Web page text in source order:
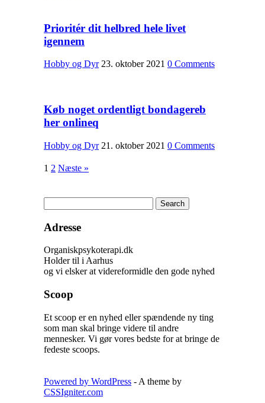
Prioritér dit helbred hele livet
igennem
Hobby og Dyr 23. oktober 2021 0 Comments
Køb noget ordentligt bondagereb
her onlineq
Hobby og Dyr 21. oktober 2021 0 Comments
1 2 Næste »
Adresse
Organiskpsykoterapi.dk
Holder til i Aarhus
og vi elsker at videreformidle den gode nyhed
Scoop
Et scoop er en nyhed eller spændende ny ting
som man skal bringe videre til andre
mennesker. Vi gør vores bedste for at bringe de
fedeste scoops.
Powered by WordPress - A theme by
CSSIgniter.com